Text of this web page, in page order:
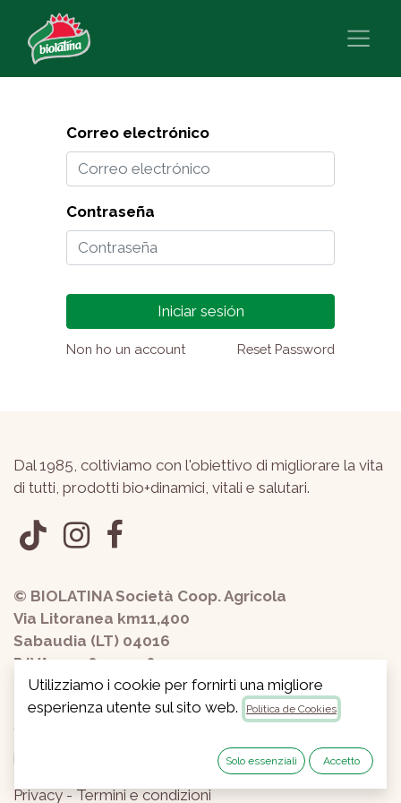
Correo electrónico
Contraseña
Iniciar sesión
Non ho un account Reset Password
Dal 1985, coltiviamo con l'obiettivo di migliorare la vita
di tutti, prodotti bio+dinamici, vitali e salutari.
© BIOLATINA Società Coop. Agricola
Via Litoranea km11,400
Sabaudia (LT) 04016
P.IVA 01228440598
+390773534807
info@biolatina.it
Privacy - Termini e condizioni
Utilizziamo i cookie per fornirti una migliore
esperienza utente sul sito web.
Política de Cookies
Solo essenziali Accetto